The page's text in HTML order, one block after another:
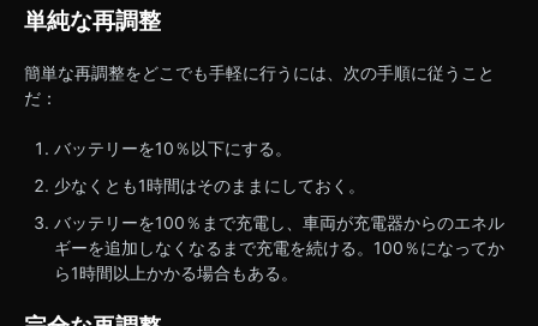
単純な再調整
簡単な再調整をどこでも手軽に行うには、次の手順に従うこと
だ：
バッテリーを10％以下にする。
少なくとも1時間はそのままにしておく。
バッテリーを100％まで充電し、車両が充電器からのエネル
ギーを追加しなくなるまで充電を続ける。100％になってか
ら1時間以上かかる場合もある。